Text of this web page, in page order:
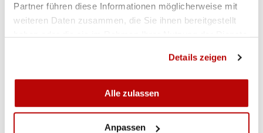
Partner führen diese Informationen möglicherweise mit
weiteren Daten zusammen, die Sie ihnen bereitgestellt
Details zeigen
Alle zulassen
Anpassen
und Familien ein spannendes und lehrreiches
Ausflugsziel.
Für fesselnde Informationen sorgen auch die über
120 Vorträge, Workshops und Vorführungen,
welche während der vier Messetage stattfinden.
Angehende und erfahrene Abenteuerlustige
erhalten hier wertvolle Einblicke und erfahren